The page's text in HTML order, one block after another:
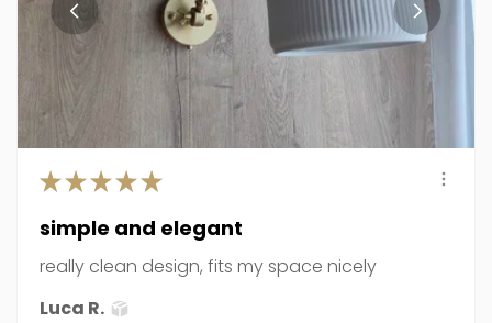
★★★★★
simple and elegant
really clean design, fits my space nicely
Luca R.